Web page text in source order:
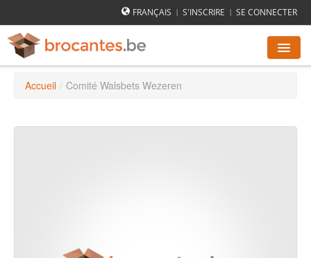
FRANÇAIS | S'INSCRIRE | SE CONNECTER
AGENDA DES BROCANTES
VILLES
Accueil / Comité Walsbets Wezeren